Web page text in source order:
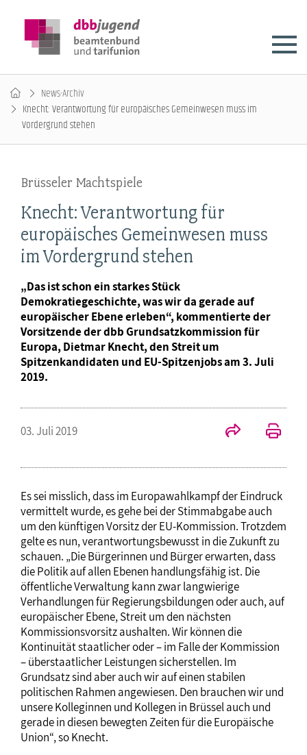
News-Archiv
Knecht: Verantwortung für europäisches Gemeinwesen muss im
Vordergrund stehen
Brüsseler Machtspiele
Knecht: Verantwortung für
europäisches Gemeinwesen muss
im Vordergrund stehen
„Das ist schon ein starkes Stück
Demokratiegeschichte, was wir da gerade auf
europäischer Ebene erleben“, kommentierte der
Vorsitzende der dbb Grundsatzkommission für
Europa, Dietmar Knecht, den Streit um
Spitzenkandidaten und EU-Spitzenjobs am 3. Juli
2019.
03. Juli 2019
Es sei misslich, dass im Europawahlkampf der Eindruck
vermittelt wurde, es gehe bei der Stimmabgabe auch
um den künftigen Vorsitz der EU-Kommission. Trotzdem
gelte es nun, verantwortungsbewusst in die Zukunft zu
schauen. „Die Bürgerinnen und Bürger erwarten, dass
die Politik auf allen Ebenen handlungsfähig ist. Die
öffentliche Verwaltung kann zwar langwierige
Verhandlungen für Regierungsbildungen oder auch, auf
europäischer Ebene, Streit um den nächsten
Kommissionsvorsitz aushalten. Wir können die
Kontinuität staatlicher oder – im Falle der Kommission
– überstaatlicher Leistungen sicherstellen. Im
Grundsatz sind aber auch wir auf einen stabilen
politischen Rahmen angewiesen. Den brauchen wir und
unsere Kolleginnen und Kollegen in Brüssel auch und
gerade in diesen bewegten Zeiten für die Europäische
Union“, so Knecht.